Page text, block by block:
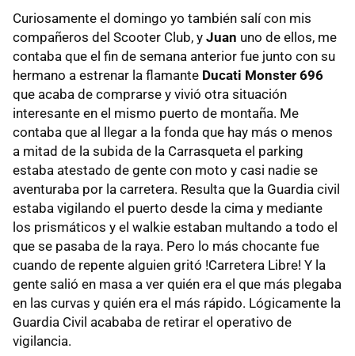
Curiosamente el domingo yo también salí con mis
compañeros del Scooter Club, y Juan uno de ellos, me
contaba que el fin de semana anterior fue junto con su
hermano a estrenar la flamante Ducati Monster 696
que acaba de comprarse y vivió otra situación
interesante en el mismo puerto de montaña. Me
contaba que al llegar a la fonda que hay más o menos
a mitad de la subida de la Carrasqueta el parking
estaba atestado de gente con moto y casi nadie se
aventuraba por la carretera. Resulta que la Guardia civil
estaba vigilando el puerto desde la cima y mediante
los prismáticos y el walkie estaban multando a todo el
que se pasaba de la raya. Pero lo más chocante fue
cuando de repente alguien gritó !Carretera Libre! Y la
gente salió en masa a ver quién era el que más plegaba
en las curvas y quién era el más rápido. Lógicamente la
Guardia Civil acababa de retirar el operativo de
vigilancia.